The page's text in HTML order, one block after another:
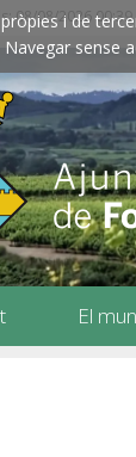
i de
Navegar sense
08/08/2026 00:39
El